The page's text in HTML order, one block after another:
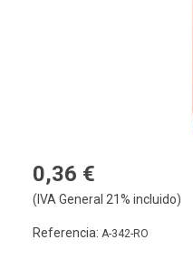
0,36 €
(IVA General 21% incluido)
Referencia: A-342-RO